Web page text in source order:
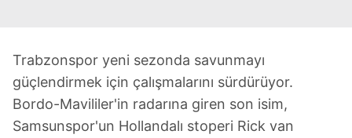
Trabzonspor yeni sezonda savunmayı
güçlendirmek için çalışmalarını sürdürüyor.
Bordo-Mavililer'in radarına giren son isim,
Samsunspor'un Hollandalı stoperi Rick van